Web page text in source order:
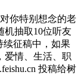
你特别想念的老
机抽取10位听友
续征稿中，如果
爱情、生活、职
投稿给树